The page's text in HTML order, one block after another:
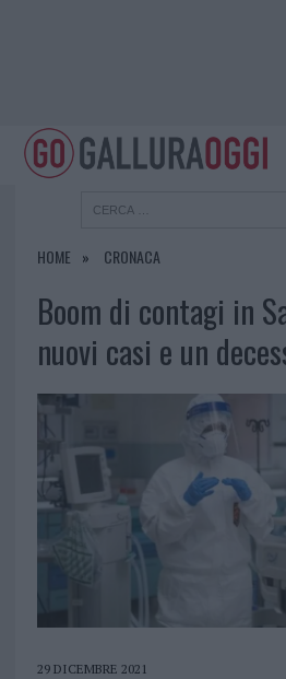
HOME CRONACA
Boom di contagi in
nuovi casi e un
29 DICEMBRE 2021